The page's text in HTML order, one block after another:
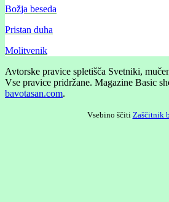
Božja beseda
Pristan duha
Molitvenik
Avtorske pravice spletišča Svetniki,
Vse pravice pridržane. Magazine Basic
bavotasan.com.
Vsebino ščiti Zaščitnik